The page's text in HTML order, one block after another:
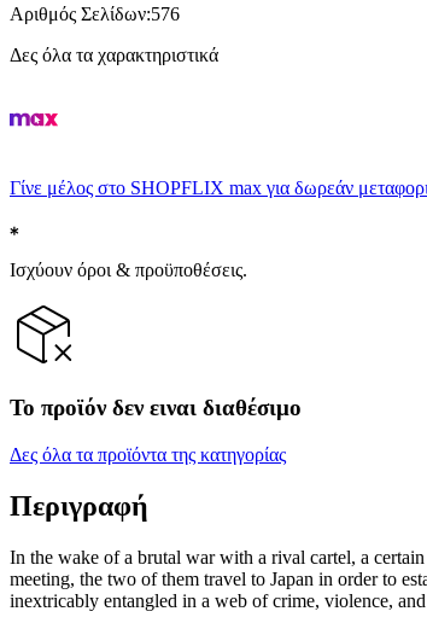
Αριθμός Σελίδων:576
Δες όλα τα χαρακτηριστικά
Γίνε μέλος στο SHOPFLIX max για δωρεάν
Ισχύουν όροι & προϋποθέσεις.
Το προϊόν δεν ειναι διαθέσιμο
Δες όλα τα προϊόντα της κατηγορίας
Περιγραφή
In the wake of a brutal war with a rival cartel, a
meeting, the two of them travel to Japan in order to
inextricably entangled in a web of crime, violence,